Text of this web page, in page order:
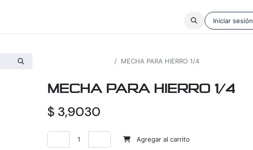
Iniciar sesión
MECHA PARA HIERRO 1/4
MECHA PARA HIERRO 1/4
$ 3,9030
Agregar al carrito